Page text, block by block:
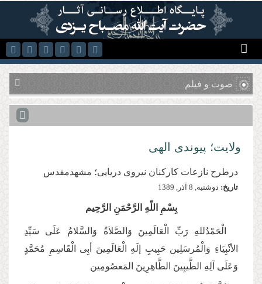
رفتن به محتوای اصلی
صوت و فیلم
ولایت؛ پیوندی الهی
درطرح نازعات کارکنان نيروی دريايی؛ مشهدمقدس
تاریخ: دوشنبه, 8 آذر, 1389
بِسْمِ اللّهِ الرَّحْمَنِ الرَّحِیم
الْحَمْدُللهِ رَبِّ الْعَالَمِینَ وَالصَّلاَةُ وَالسَّلامُ عَلَی سَیِّدِ
الأنْبِیَاءِ وَالْمُرسَلِین حَبِیبِ إلَهِ الْعَالَمِینَ أبِی الْقَاسِمِ مُحَمَّدٍ
وَعَلَی آلِهِ الطَّیبِینَ الطَّاهِرِینَ المَعصُومِین